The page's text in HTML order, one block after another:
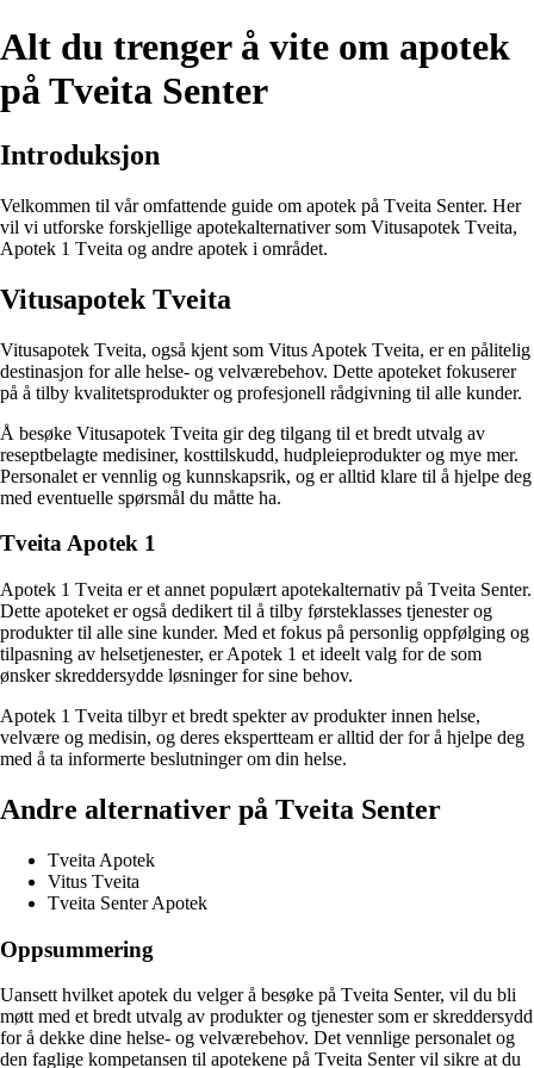
Alt du trenger å vite om apotek
på Tveita Senter
Introduksjon
Velkommen til vår omfattende guide om apotek på Tveita Senter. Her
vil vi utforske forskjellige apotekalternativer som Vitusapotek Tveita,
Apotek 1 Tveita og andre apotek i området.
Vitusapotek Tveita
Vitusapotek Tveita, også kjent som Vitus Apotek Tveita, er en pålitelig
destinasjon for alle helse- og velværebehov. Dette apoteket fokuserer
på å tilby kvalitetsprodukter og profesjonell rådgivning til alle kunder.
Å besøke Vitusapotek Tveita gir deg tilgang til et bredt utvalg av
reseptbelagte medisiner, kosttilskudd, hudpleieprodukter og mye mer.
Personalet er vennlig og kunnskapsrik, og er alltid klare til å hjelpe deg
med eventuelle spørsmål du måtte ha.
Tveita Apotek 1
Apotek 1 Tveita er et annet populært apotekalternativ på Tveita Senter.
Dette apoteket er også dedikert til å tilby førsteklasses tjenester og
produkter til alle sine kunder. Med et fokus på personlig oppfølging og
tilpasning av helsetjenester, er Apotek 1 et ideelt valg for de som
ønsker skreddersydde løsninger for sine behov.
Apotek 1 Tveita tilbyr et bredt spekter av produkter innen helse,
velvære og medisin, og deres ekspertteam er alltid der for å hjelpe deg
med å ta informerte beslutninger om din helse.
Andre alternativer på Tveita Senter
Tveita Apotek
Vitus Tveita
Tveita Senter Apotek
Oppsummering
Uansett hvilket apotek du velger å besøke på Tveita Senter, vil du bli
møtt med et bredt utvalg av produkter og tjenester som er skreddersydd
for å dekke dine helse- og velværebehov. Det vennlige personalet og
den faglige kompetansen til apotekene på Tveita Senter vil sikre at du